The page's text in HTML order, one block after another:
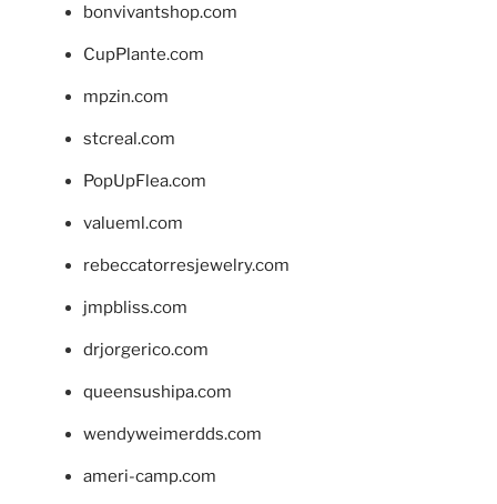
bonvivantshop.com
CupPlante.com
mpzin.com
stcreal.com
PopUpFlea.com
valueml.com
rebeccatorresjewelry.com
jmpbliss.com
drjorgerico.com
queensushipa.com
wendyweimerdds.com
ameri-camp.com